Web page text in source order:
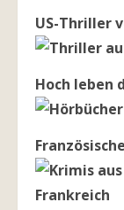
US-Thriller
Hoch leben